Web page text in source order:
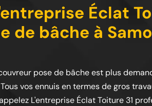
Éclat
de bâche à
pose de bâche est plus
vos ennuis en termes de gros
L'entreprise Éclat Toiture 31